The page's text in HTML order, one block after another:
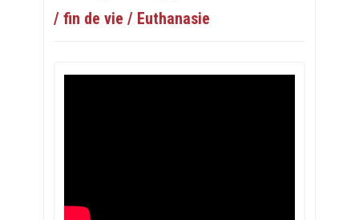
/ fin de vie / Euthanasie